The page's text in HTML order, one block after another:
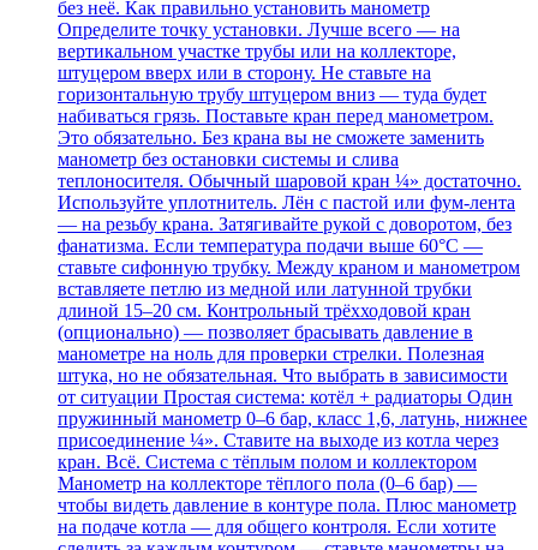
без неё. Как правильно установить манометр
Определите точку установки. Лучше всего — на
вертикальном участке трубы или на коллекторе,
штуцером вверх или в сторону. Не ставьте на
горизонтальную трубу штуцером вниз — туда будет
набиваться грязь. Поставьте кран перед манометром.
Это обязательно. Без крана вы не сможете заменить
манометр без остановки системы и слива
теплоносителя. Обычный шаровой кран ¼» достаточно.
Используйте уплотнитель. Лён с пастой или фум-лента
— на резьбу крана. Затягивайте рукой с доворотом, без
фанатизма. Если температура подачи выше 60°C —
ставьте сифонную трубку. Между краном и манометром
вставляете петлю из медной или латунной трубки
длиной 15–20 см. Контрольный трёхходовой кран
(опционально) — позволяет брасывать давление в
манометре на ноль для проверки стрелки. Полезная
штука, но не обязательная. Что выбрать в зависимости
от ситуации Простая система: котёл + радиаторы Один
пружинный манометр 0–6 бар, класс 1,6, латунь, нижнее
присоединение ¼». Ставите на выходе из котла через
кран. Всё. Система с тёплым полом и коллектором
Манометр на коллекторе тёплого пола (0–6 бар) —
чтобы видеть давление в контуре пола. Плюс манометр
на подаче котла — для общего контроля. Если хотите